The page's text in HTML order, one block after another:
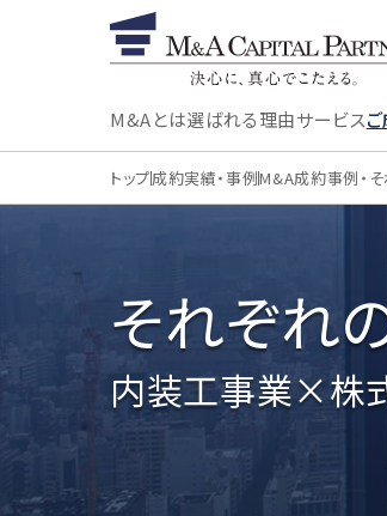
M&Aとは選ばれる理由サービス
トップ成約実績・事例M&A成約事例・
それぞれ
内装工事業×株